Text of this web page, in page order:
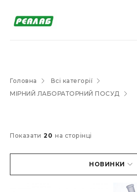
Головна
Всі категорії
МІРНИЙ ЛАБОРАТОРНИЙ ПОСУД
НОВИНКИ
Показати 20 на сторінці